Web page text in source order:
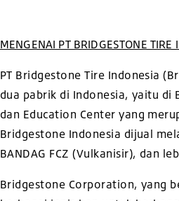
MENGENAI PT BRIDGESTONE TIRE
PT Bridgestone Tire Indonesia
dua pabrik di Indonesia, yaitu di
dan Education Center yang
Bridgestone Indonesia dijual
BANDAG FCZ (Vulkanisir), dan
Bridgestone Corporation, yang